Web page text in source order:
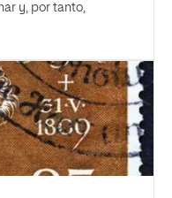
y, por tanto,